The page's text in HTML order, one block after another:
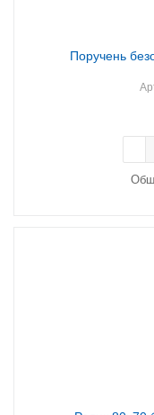
Поручень